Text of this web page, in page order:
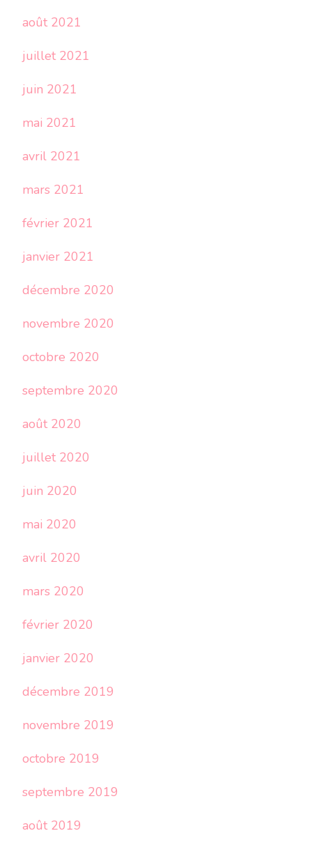
août 2021
juillet 2021
juin 2021
mai 2021
avril 2021
mars 2021
février 2021
janvier 2021
décembre 2020
novembre 2020
octobre 2020
septembre 2020
août 2020
juillet 2020
juin 2020
mai 2020
avril 2020
mars 2020
février 2020
janvier 2020
décembre 2019
novembre 2019
octobre 2019
septembre 2019
août 2019